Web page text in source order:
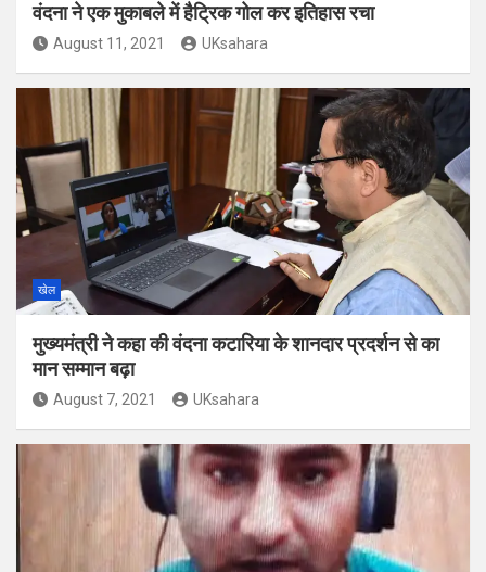
वंदना ने एक मुकाबले में हैट्रिक गोल कर इतिहास रचा
August 11, 2021 UKsahara
खेल
मुख्यमंत्री ने कहा की वंदना कटारिया के शानदार प्रदर्शन से का
मान सम्मान बढ़ा
August 7, 2021 UKsahara